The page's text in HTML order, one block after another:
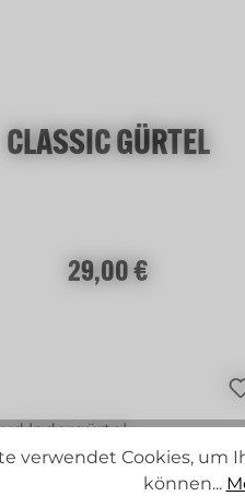
CLASSIC GÜRTEL
Regulärer Preis:
29,00 €
verwendet Cookies,
können...